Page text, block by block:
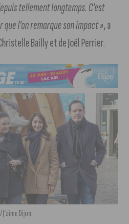
tellement longtemps. C’est
l’on remarque son impact », a
Bailly et de Joël Perrier.
Dijon